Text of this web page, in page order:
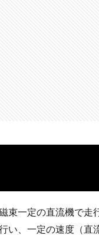
束一定の直流機で
い、一定の速度（直